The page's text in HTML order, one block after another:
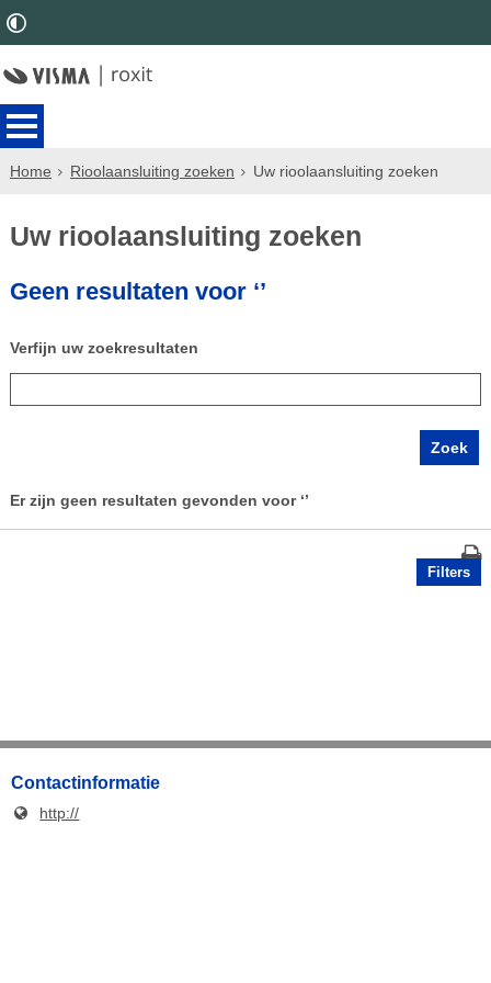
Home Rioolaansluiting zoeken Uw rioolaansluiting zoeken
Uw rioolaansluiting zoeken
Geen resultaten voor ‘’
Verfijn uw zoekresultaten
Er zijn geen resultaten gevonden voor ‘’
Filters
Contactinformatie
http://